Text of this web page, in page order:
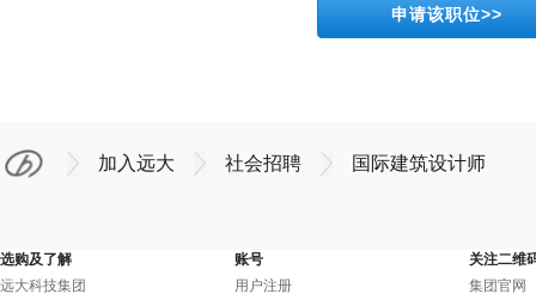
申请该职位>>
加入远大 社会招聘 国际建筑设计师
选购及了解
远大科技集团
账号
用户注册
关注二维
集团官网